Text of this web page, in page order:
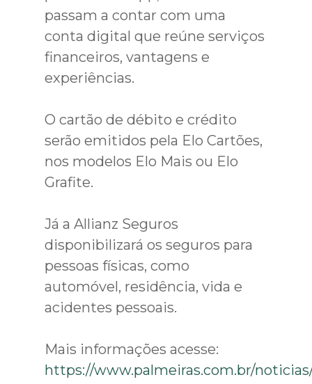
passam a contar com uma
conta digital que reúne serviços
financeiros, vantagens e
experiências.
O cartão de débito e crédito
serão emitidos pela Elo Cartões,
nos modelos Elo Mais ou Elo
Grafite.
Já a Allianz Seguros
disponibilizará os seguros para
pessoas físicas, como
automóvel, residência, vida e
acidentes pessoais.
Mais informações acesse:
https://www.palmeiras.com.br/